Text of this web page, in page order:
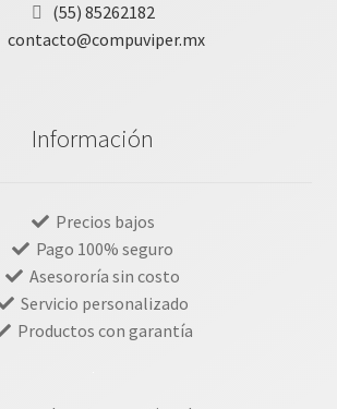
(55) 85262182
contacto@compuviper.mx
Información
Precios bajos
Pago 100% seguro
Asesororía sin costo
Servicio personalizado
Productos con garantía